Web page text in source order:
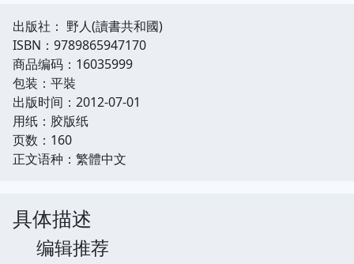
出版社： 野人(讀書共和國)
ISBN：9789865947170
商品编码：16035999
包装：平裝
出版时间：2012-07-01
用纸：胶版纸
页数：160
正文语种：繁體中文
具体描述
编辑推荐